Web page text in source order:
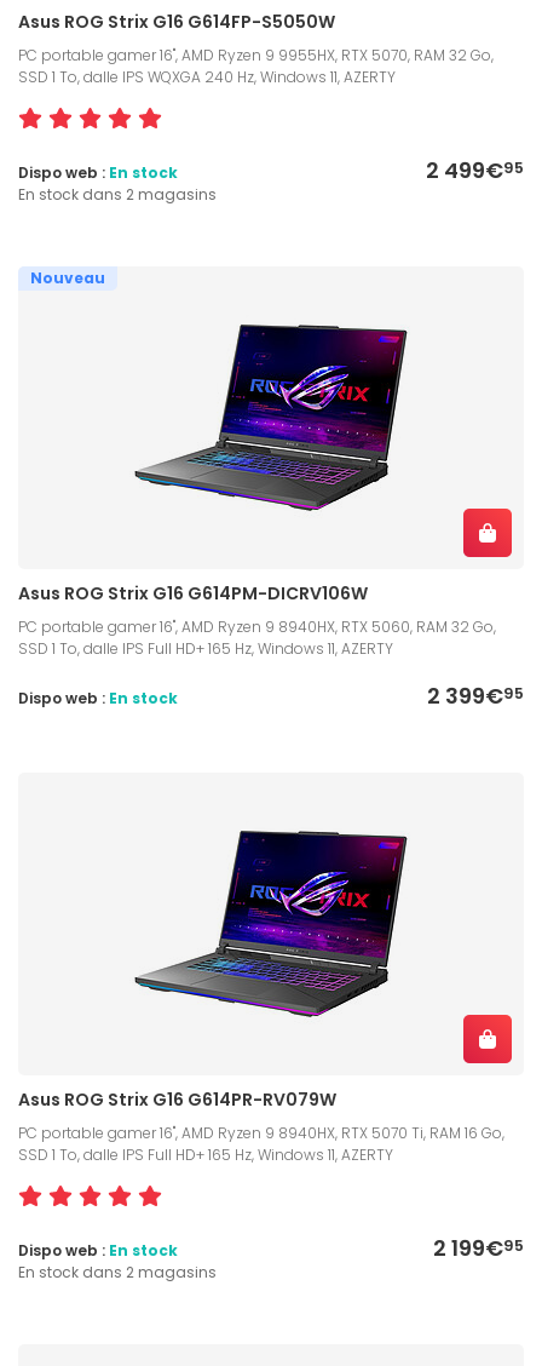
Asus ROG Strix G16 G614FP-S5050W
PC portable gamer 16", AMD Ryzen 9 9955HX, RTX 5070, RAM 32 Go,
SSD 1 To, dalle IPS WQXGA 240 Hz, Windows 11, AZERTY
2 499€95
Dispo web : En stock
En stock dans 2 magasins
Nouveau
Asus ROG Strix G16 G614PM-DICRV106W
PC portable gamer 16", AMD Ryzen 9 8940HX, RTX 5060, RAM 32 Go,
SSD 1 To, dalle IPS Full HD+ 165 Hz, Windows 11, AZERTY
2 399€95
Dispo web : En stock
Asus ROG Strix G16 G614PR-RV079W
PC portable gamer 16", AMD Ryzen 9 8940HX, RTX 5070 Ti, RAM 16 Go,
SSD 1 To, dalle IPS Full HD+ 165 Hz, Windows 11, AZERTY
2 199€95
Dispo web : En stock
En stock dans 2 magasins